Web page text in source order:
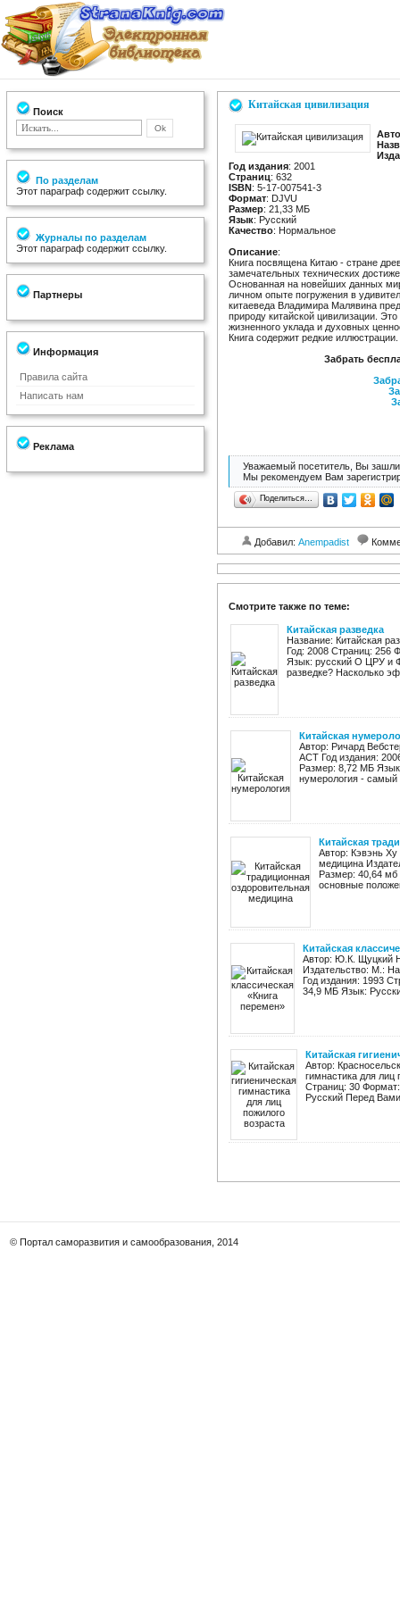
Поиск
По разделам
Этот параграф содержит ссылку.
Журналы по разделам
Этот параграф содержит ссылку.
Партнеры
Информация
Правила сайта
Написать нам
Реклама
Китайская цивилизация
Год издания: 2001
Страниц: 632
ISBN: 5-17-007541-3
Формат: DJVU
Размер: 21,33 МБ
Язык: Русский
Качество: Нормальное
Описание:
Книга посвящена Китаю - стране
замечательных технических
Основанная на новейших данных
личном опыте погружения в
китаеведа Владимира Малявина
природу китайской цивилизации.
жизненного уклада и духовных
Книга содержит редкие иллюстрации.
Забрать
Уважаемый посетитель, Вы зашли
Мы рекомендуем Вам
Поделиться…
Добавил: Anempadist
Смотрите также по теме:
Китайская разведка
Название: Китайская
Год: 2008 Страниц: 256
Язык: русский О ЦРУ и
разведке? Насколько
Китайская
Автор: Ричард
АСТ Год издания:
Размер: 8,72 МБ
нумерология -
Китайская
Автор: Кэвэнь Ху
медицина
Размер: 40,64 мб
основные
Китайская
Автор: Ю.К. Щуцкий
Издательство: М.:
Год издания: 1993
34,9 МБ Язык:
Китайская
Автор:
гимнастика для
Страниц: 30
Русский Перед
© Портал саморазвития и самообразования, 2014